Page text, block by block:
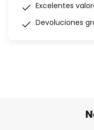
Excelentes
Devoluciones